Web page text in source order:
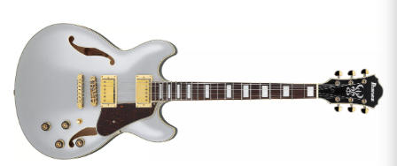
Synths & samplers
Home-studio
Hoofdtelefoon